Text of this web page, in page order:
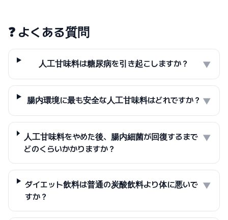
❓ よくある質問
人工甘味料は糖尿病を引き起こしますか？ ▼
腸内環境に最も安全な人工甘味料はどれですか？ ▼
人工甘味料をやめた後、腸内細菌が回復するまで
どのくらいかかりますか？
▼
ダイエット飲料は普通の炭酸飲料より体に悪いで
すか？
▼